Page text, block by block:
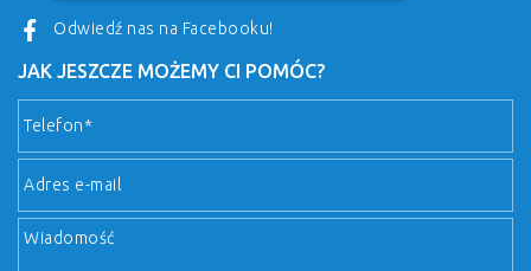
Odwiedź nas na Facebooku!
JAK JESZCZE MOŻEMY CI POMÓC?